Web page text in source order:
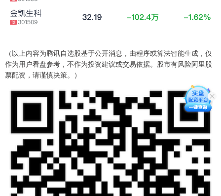
（以上内容为腾讯自选股基于公开消息，由程序或算法智能生成，仅
作为用户看盘参考，不作为投资建议或交易依据。股市有风险阿里股
票配资，请谨慎决策。）